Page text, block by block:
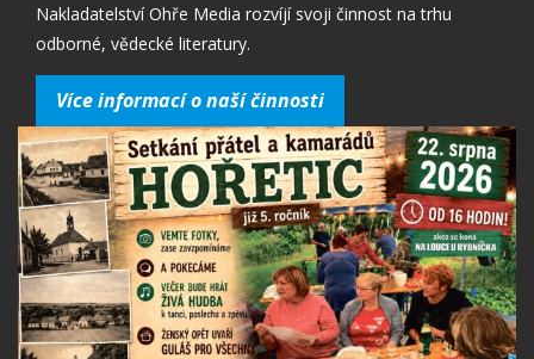
Nakladatelství Ohře Media rozvíjí svoji činnost na trhu
odborné, vědecké literatury.
Více informací o naší činnosti